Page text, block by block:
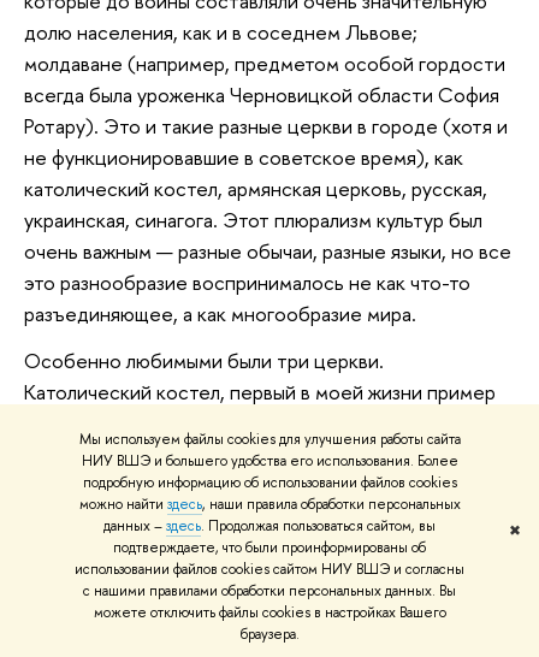
Мы используем файлы cookies для улучшения работы сайта
НИУ ВШЭ и большего удобства его использования. Более
подробную информацию об использовании файлов cookies
можно найти здесь, наши правила обработки персональных
данных –здесь. Продолжая пользоваться сайтом, вы
подтверждаете, что были проинформированы об
использовании файлов cookies сайтом НИУ ВШЭ и согласны
с нашими правилами обработки персональных данных. Вы
можете отключить файлы cookies в настройках Вашего
браузера.
✖
долю населения, как и в соседнем Львове;
молдаване (например, предметом особой гордости
всегда была уроженка Черновицкой области София
Ротару). Это и такие разные церкви в городе (хотя и
не функционировавшие в советское время), как
католический костел, армянская церковь, русская,
украинская, синагога. Этот плюрализм культур был
очень важным — разные обычаи, разные языки, но все
это разнообразие воспринималось не как что-то
разъединяющее, а как многообразие мира.
Особенно любимыми были три церкви.
Католический костел, первый в моей жизни пример
символ воздушности и устремленности в небо.
Прямо противоположное впечатление —
великолепная армянская церковь, как будто крепко
цепляющаяся за почву. И наконец, собор, который
бабушка всегда называла «кривошiя», потому что у
четырех его глав (кроме центральной) окна как бы
скрученные по спирали, и вот детское впечатление: